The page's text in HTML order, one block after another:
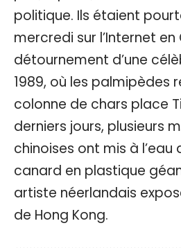
politique. Ils étaient
mercredi sur l’Internet en
détournement d’une
1989, où les palmipèdes
colonne de chars place
derniers jours, plusieurs
chinoises ont mis à l’eau
canard en plastique
artiste néerlandais
de Hong Kong.